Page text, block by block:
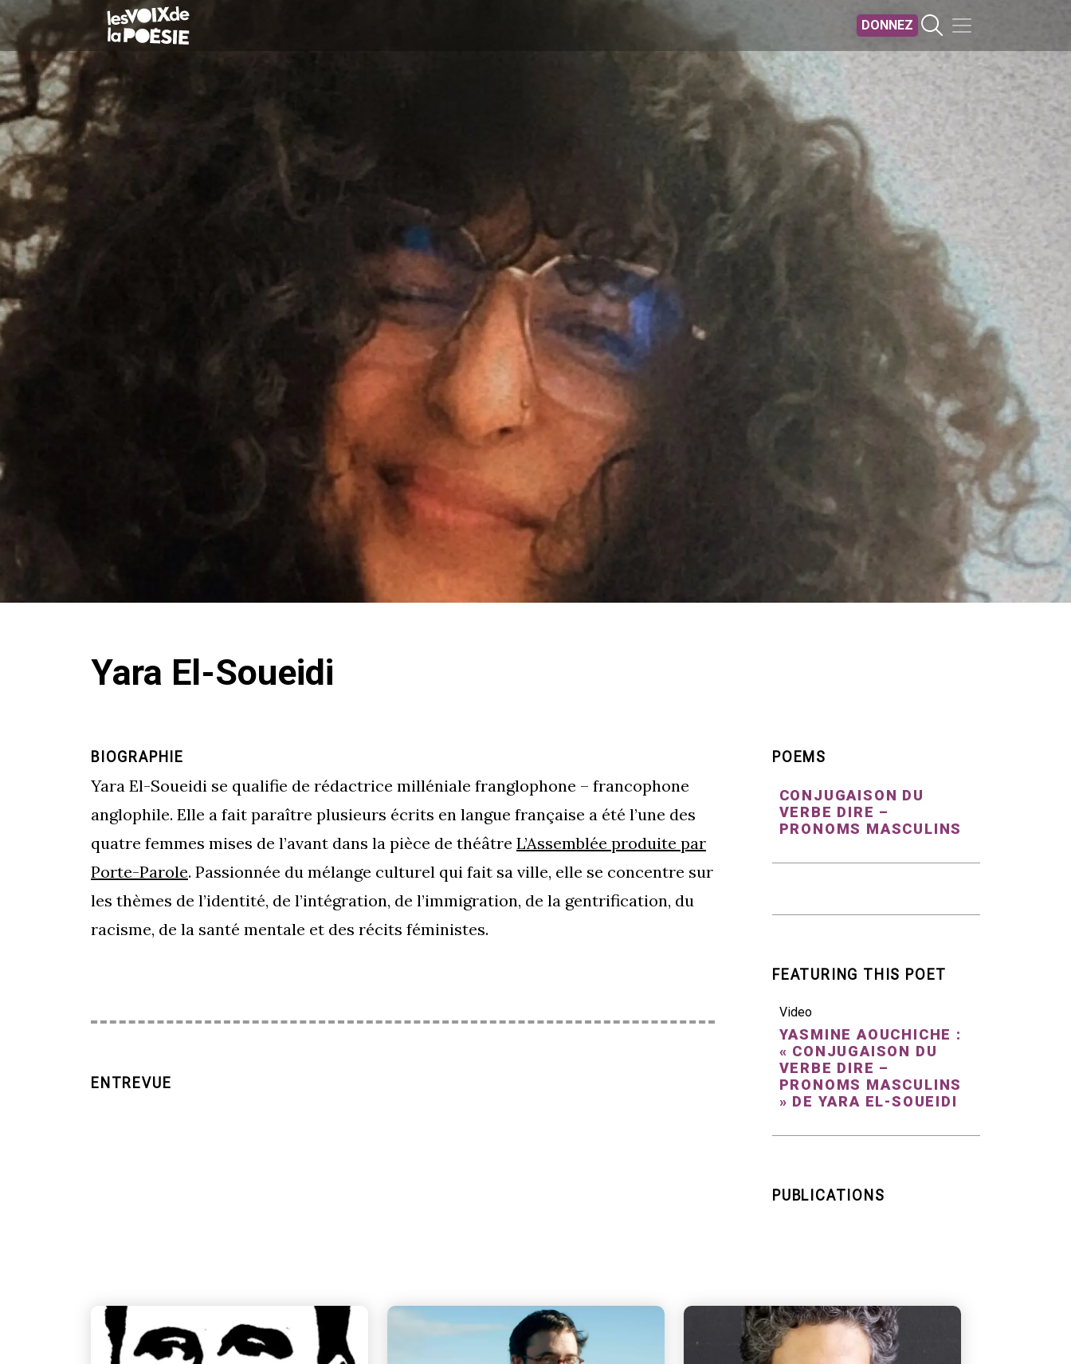
DONNEZ
Yara El-Soueidi
BIOGRAPHIE
Yara El-Soueidi se qualifie de rédactrice milléniale franglophone – francophone
anglophile. Elle a fait paraître plusieurs écrits en langue française a été l’une des
quatre femmes mises de l’avant dans la pièce de théâtre L’Assemblée produite par
Porte-Parole. Passionnée du mélange culturel qui fait sa ville, elle se concentre sur
les thèmes de l’identité, de l’intégration, de l’immigration, de la gentrification, du
racisme, de la santé mentale et des récits féministes.
ENTREVUE
POEMS
CONJUGAISON DU
VERBE DIRE –
PRONOMS MASCULINS
FEATURING THIS POET
Video
YASMINE AOUCHICHE :
« CONJUGAISON DU
VERBE DIRE –
PRONOMS MASCULINS
» DE YARA EL-SOUEIDI
PUBLICATIONS